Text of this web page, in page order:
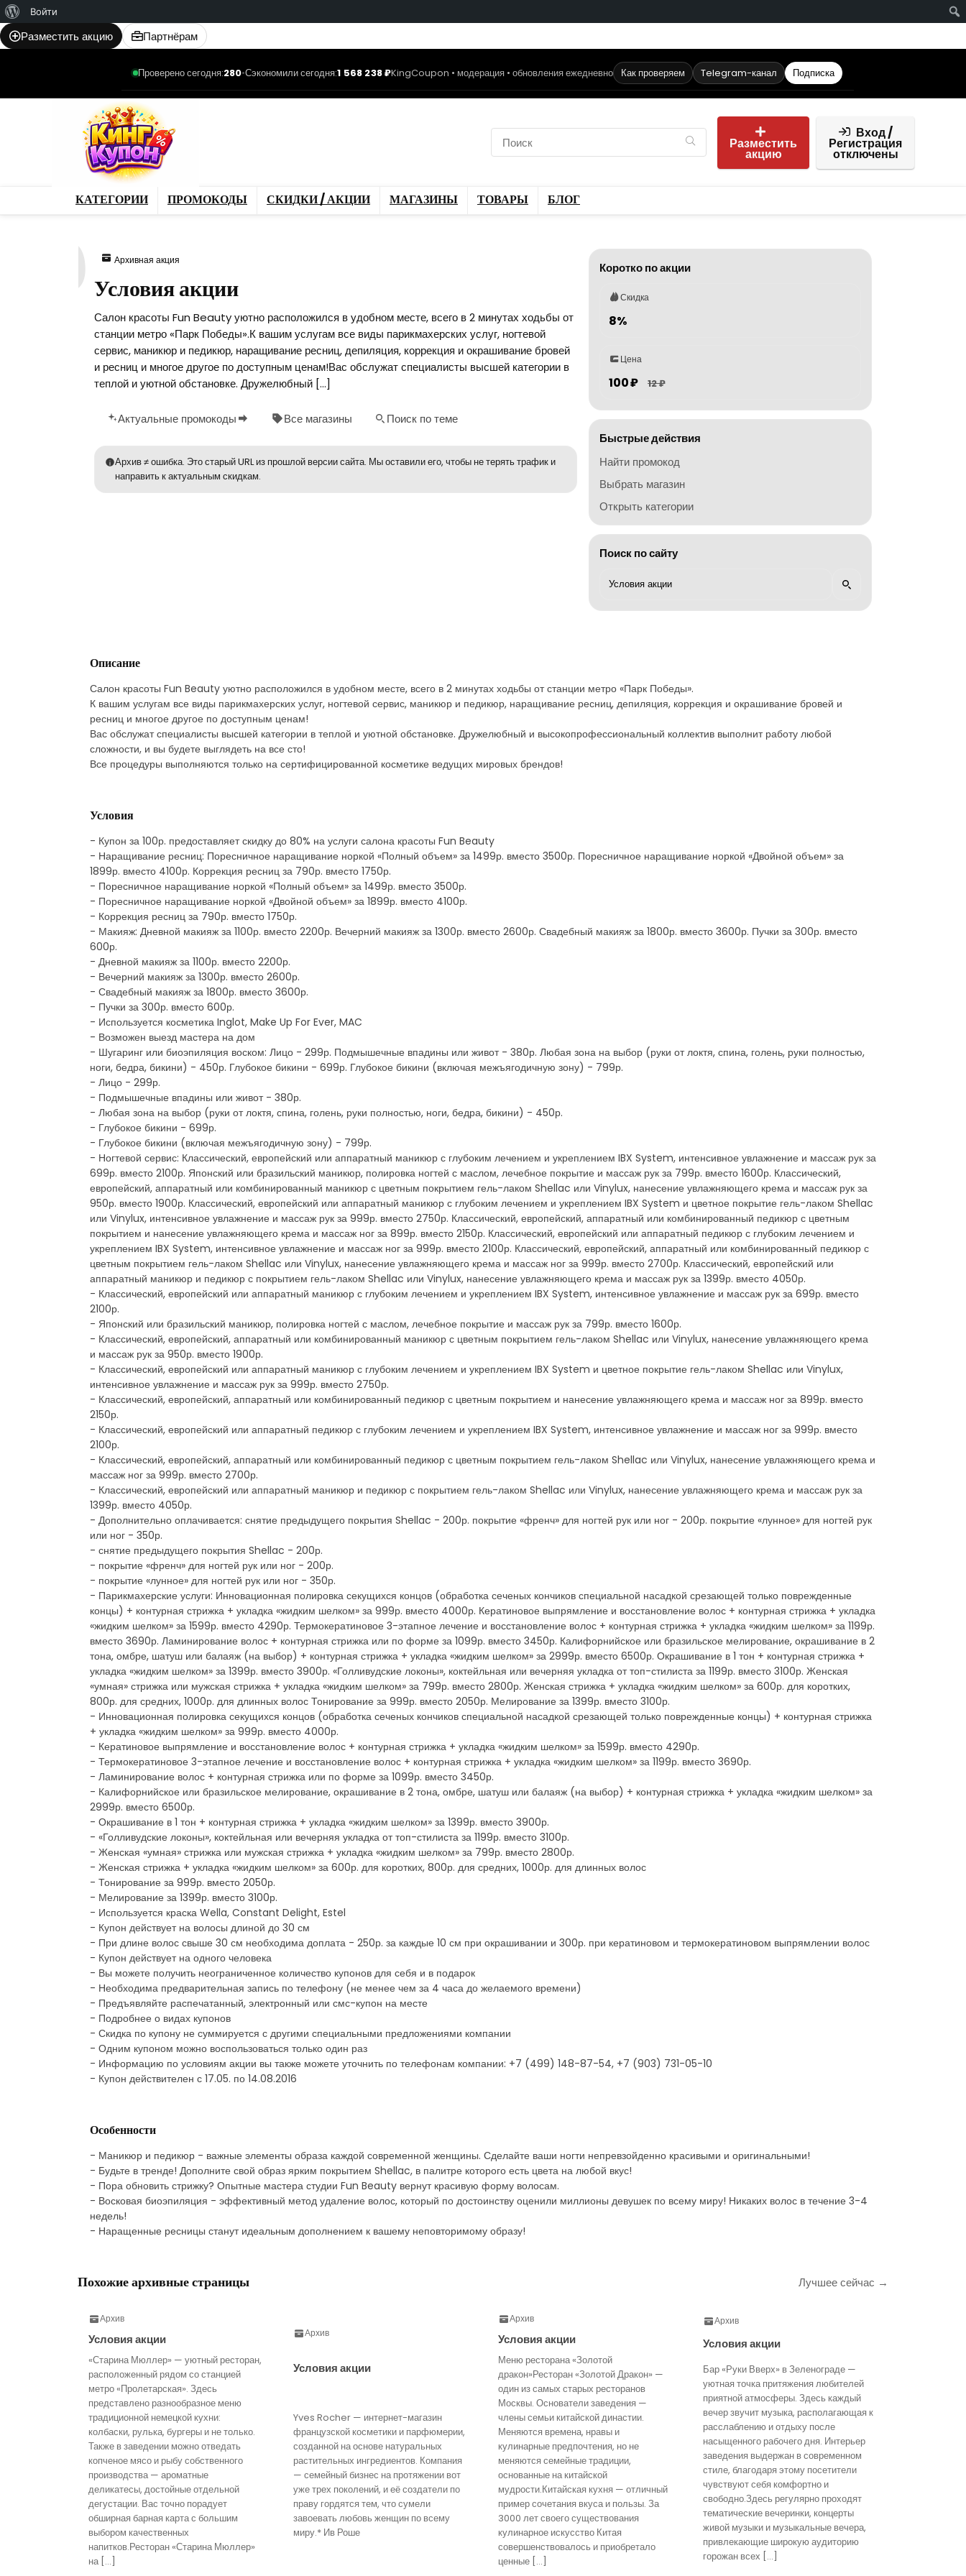
WordPress
Войти
Разместить акцию Партнёрам
Проверено сегодня:280•Сэкономили сегодня:1 568 238 ₽KingCoupon • модерация • обновления ежедневно Как проверяем Telegram-канал Подписка
Разместить
акцию
Вход /
Регистрация
отключены
КАТЕГОРИИ ПРОМОКОДЫ СКИДКИ / АКЦИИ МАГАЗИНЫ ТОВАРЫ БЛОГ
Архивная акция
Условия акции
Салон красоты Fun Beauty уютно расположился в удобном месте, всего в 2 минутах ходьбы от
станции метро «Парк Победы».К вашим услугам все виды парикмахерских услуг, ногтевой
сервис, маникюр и педикюр, наращивание ресниц, депиляция, коррекция и окрашивание бровей
и ресниц и многое другое по доступным ценам!Вас обслужат специалисты высшей категории в
теплой и уютной обстановке. Дружелюбный […]
Актуальные промокоды Все магазины Поиск по теме
Архив ≠ ошибка. Это старый URL из прошлой версии сайта. Мы оставили его, чтобы не терять трафик и
направить к актуальным скидкам.
Коротко по акции
Скидка
8%
Цена
100 ₽ 12 ₽
Быстрые действия
Найти промокод
Выбрать магазин
Открыть категории
Поиск по сайту
Описание
Салон красоты Fun Beauty уютно расположился в удобном месте, всего в 2 минутах ходьбы от станции метро «Парк Победы».
К вашим услугам все виды парикмахерских услуг, ногтевой сервис, маникюр и педикюр, наращивание ресниц, депиляция, коррекция и окрашивание бровей и
ресниц и многое другое по доступным ценам!
Вас обслужат специалисты высшей категории в теплой и уютной обстановке. Дружелюбный и высокопрофессиональный коллектив выполнит работу любой
сложности, и вы будете выглядеть на все сто!
Все процедуры выполняются только на сертифицированной косметике ведущих мировых брендов!
Условия
- Купон за 100р. предоставляет скидку до 80% на услуги салона красоты Fun Beauty
- Наращивание ресниц: Поресничное наращивание норкой «Полный объем» за 1499р. вместо 3500р. Поресничное наращивание норкой «Двойной объем» за
1899р. вместо 4100р. Коррекция ресниц за 790р. вместо 1750р.
- Поресничное наращивание норкой «Полный объем» за 1499р. вместо 3500р.
- Поресничное наращивание норкой «Двойной объем» за 1899р. вместо 4100р.
- Коррекция ресниц за 790р. вместо 1750р.
- Макияж: Дневной макияж за 1100р. вместо 2200р. Вечерний макияж за 1300р. вместо 2600р. Свадебный макияж за 1800р. вместо 3600р. Пучки за 300р. вместо
600р.
- Дневной макияж за 1100р. вместо 2200р.
- Вечерний макияж за 1300р. вместо 2600р.
- Свадебный макияж за 1800р. вместо 3600р.
- Пучки за 300р. вместо 600р.
- Используется косметика Inglot, Make Up For Ever, MAC
- Возможен выезд мастера на дом
- Шугаринг или биоэпиляция воском: Лицо - 299р. Подмышечные впадины или живот - 380р. Любая зона на выбор (руки от локтя, спина, голень, руки полностью,
ноги, бедра, бикини) - 450р. Глубокое бикини - 699р. Глубокое бикини (включая межъягодичную зону) - 799р.
- Лицо - 299р.
- Подмышечные впадины или живот - 380р.
- Любая зона на выбор (руки от локтя, спина, голень, руки полностью, ноги, бедра, бикини) - 450р.
- Глубокое бикини - 699р.
- Глубокое бикини (включая межъягодичную зону) - 799р.
- Ногтевой сервис: Классический, европейский или аппаратный маникюр с глубоким лечением и укреплением IBX System, интенсивное увлажнение и массаж рук за
699р. вместо 2100р. Японский или бразильский маникюр, полировка ногтей с маслом, лечебное покрытие и массаж рук за 799р. вместо 1600р. Классический,
европейский, аппаратный или комбинированный маникюр с цветным покрытием гель-лаком Shellac или Vinylux, нанесение увлажняющего крема и массаж рук за
950р. вместо 1900р. Классический, европейский или аппаратный маникюр с глубоким лечением и укреплением IBX System и цветное покрытие гель-лаком Shellac
или Vinylux, интенсивное увлажнение и массаж рук за 999р. вместо 2750р. Классический, европейский, аппаратный или комбинированный педикюр с цветным
покрытием и нанесение увлажняющего крема и массаж ног за 899р. вместо 2150р. Классический, европейский или аппаратный педикюр с глубоким лечением и
укреплением IBX System, интенсивное увлажнение и массаж ног за 999р. вместо 2100р. Классический, европейский, аппаратный или комбинированный педикюр с
цветным покрытием гель-лаком Shellac или Vinylux, нанесение увлажняющего крема и массаж ног за 999р. вместо 2700р. Классический, европейский или
аппаратный маникюр и педикюр с покрытием гель-лаком Shellac или Vinylux, нанесение увлажняющего крема и массаж рук за 1399р. вместо 4050р.
- Классический, европейский или аппаратный маникюр с глубоким лечением и укреплением IBX System, интенсивное увлажнение и массаж рук за 699р. вместо
2100р.
- Японский или бразильский маникюр, полировка ногтей с маслом, лечебное покрытие и массаж рук за 799р. вместо 1600р.
- Классический, европейский, аппаратный или комбинированный маникюр с цветным покрытием гель-лаком Shellac или Vinylux, нанесение увлажняющего крема
и массаж рук за 950р. вместо 1900р.
- Классический, европейский или аппаратный маникюр с глубоким лечением и укреплением IBX System и цветное покрытие гель-лаком Shellac или Vinylux,
интенсивное увлажнение и массаж рук за 999р. вместо 2750р.
- Классический, европейский, аппаратный или комбинированный педикюр с цветным покрытием и нанесение увлажняющего крема и массаж ног за 899р. вместо
2150р.
- Классический, европейский или аппаратный педикюр с глубоким лечением и укреплением IBX System, интенсивное увлажнение и массаж ног за 999р. вместо
2100р.
- Классический, европейский, аппаратный или комбинированный педикюр с цветным покрытием гель-лаком Shellac или Vinylux, нанесение увлажняющего крема и
массаж ног за 999р. вместо 2700р.
- Классический, европейский или аппаратный маникюр и педикюр с покрытием гель-лаком Shellac или Vinylux, нанесение увлажняющего крема и массаж рук за
1399р. вместо 4050р.
- Дополнительно оплачивается: снятие предыдущего покрытия Shellac - 200р. покрытие «френч» для ногтей рук или ног - 200р. покрытие «лунное» для ногтей рук
или ног - 350р.
- снятие предыдущего покрытия Shellac - 200р.
- покрытие «френч» для ногтей рук или ног - 200р.
- покрытие «лунное» для ногтей рук или ног - 350р.
- Парикмахерские услуги: Инновационная полировка секущихся концов (обработка сеченых кончиков специальной насадкой срезающей только поврежденные
концы) + контурная стрижка + укладка «жидким шелком» за 999р. вместо 4000р. Кератиновое выпрямление и восстановление волос + контурная стрижка + укладка
«жидким шелком» за 1599р. вместо 4290р. Термокератиновое 3-этапное лечение и восстановление волос + контурная стрижка + укладка «жидким шелком» за 1199р.
вместо 3690р. Ламинирование волос + контурная стрижка или по форме за 1099р. вместо 3450р. Калифорнийское или бразильское мелирование, окрашивание в 2
тона, омбре, шатуш или балаяж (на выбор) + контурная стрижка + укладка «жидким шелком» за 2999р. вместо 6500р. Окрашивание в 1 тон + контурная стрижка +
укладка «жидким шелком» за 1399р. вместо 3900р. «Голливудские локоны», коктейльная или вечерняя укладка от топ-стилиста за 1199р. вместо 3100р. Женская
«умная» стрижка или мужская стрижка + укладка «жидким шелком» за 799р. вместо 2800р. Женская стрижка + укладка «жидким шелком» за 600р. для коротких,
800р. для средних, 1000р. для длинных волос Тонирование за 999р. вместо 2050р. Мелирование за 1399р. вместо 3100р.
- Инновационная полировка секущихся концов (обработка сеченых кончиков специальной насадкой срезающей только поврежденные концы) + контурная стрижка
+ укладка «жидким шелком» за 999р. вместо 4000р.
- Кератиновое выпрямление и восстановление волос + контурная стрижка + укладка «жидким шелком» за 1599р. вместо 4290р.
- Термокератиновое 3-этапное лечение и восстановление волос + контурная стрижка + укладка «жидким шелком» за 1199р. вместо 3690р.
- Ламинирование волос + контурная стрижка или по форме за 1099р. вместо 3450р.
- Калифорнийское или бразильское мелирование, окрашивание в 2 тона, омбре, шатуш или балаяж (на выбор) + контурная стрижка + укладка «жидким шелком» за
2999р. вместо 6500р.
- Окрашивание в 1 тон + контурная стрижка + укладка «жидким шелком» за 1399р. вместо 3900р.
- «Голливудские локоны», коктейльная или вечерняя укладка от топ-стилиста за 1199р. вместо 3100р.
- Женская «умная» стрижка или мужская стрижка + укладка «жидким шелком» за 799р. вместо 2800р.
- Женская стрижка + укладка «жидким шелком» за 600р. для коротких, 800р. для средних, 1000р. для длинных волос
- Тонирование за 999р. вместо 2050р.
- Мелирование за 1399р. вместо 3100р.
- Используется краска Wella, Constant Delight, Estel
- Купон действует на волосы длиной до 30 см
- При длине волос свыше 30 см необходима доплата - 250р. за каждые 10 см при окрашивании и 300р. при кератиновом и термокератиновом выпрямлении волос
- Купон действует на одного человека
- Вы можете получить неограниченное количество купонов для себя и в подарок
- Необходима предварительная запись по телефону (не менее чем за 4 часа до желаемого времени)
- Предъявляйте распечатанный, электронный или смс-купон на месте
- Подробнее о видах купонов
- Скидка по купону не суммируется с другими специальными предложениями компании
- Одним купоном можно воспользоваться только один раз
- Информацию по условиям акции вы также можете уточнить по телефонам компании: +7 (499) 148-87-54, +7 (903) 731-05-10
- Купон действителен с 17.05. по 14.08.2016
Особенности
- Маникюр и педикюр - важные элементы образа каждой современной женщины. Сделайте ваши ногти непревзойденно красивыми и оригинальными!
- Будьте в тренде! Дополните свой образ ярким покрытием Shellac, в палитре которого есть цвета на любой вкус!
- Пора обновить стрижку? Опытные мастера студии Fun Beauty вернут красивую форму волосам.
- Восковая биоэпиляция - эффективный метод удаление волос, который по достоинству оценили миллионы девушек по всему миру! Никаких волос в течение 3-4
недель!
- Наращенные ресницы станут идеальным дополнением к вашему неповторимому образу!
Похожие архивные страницы Лучшее сейчас →
Архив
Условия акции
«Старина Мюллер» — уютный ресторан,
расположенный рядом со станцией
метро «Пролетарская». Здесь
представлено разнообразное меню
традиционной немецкой кухни:
колбаски, рулька, бургеры и не только.
Также в заведении можно отведать
копченое мясо и рыбу собственного
производства — ароматные
деликатесы, достойные отдельной
дегустации. Вас точно порадует
обширная барная карта с большим
выбором качественных
напитков.Ресторан «Старина Мюллер»
на […]
Архив
Условия акции
Yves Rocher — интернет-магазин
французской косметики и парфюмерии,
созданной на основе натуральных
растительных ингредиентов. Компания
— семейный бизнес на протяжении вот
уже трех поколений, и её создатели по
праву гордятся тем, что сумели
завоевать любовь женщин по всему
миру.* Ив Роше
Архив
Условия акции
Меню ресторана «Золотой
дракон»Ресторан «Золотой Дракон» —
один из самых старых ресторанов
Москвы. Основатели заведения —
члены семьи китайской династии.
Меняются времена, нравы и
кулинарные предпочтения, но не
меняются семейные традиции,
основанные на китайской
мудрости.Китайская кухня — отличный
пример сочетания вкуса и пользы. За
3000 лет своего существования
кулинарное искусство Китая
совершенствовалось и приобретало
ценные […]
Архив
Условия акции
Бар «Руки Вверх» в Зеленограде —
уютная точка притяжения любителей
приятной атмосферы. Здесь каждый
вечер звучит музыка, располагающая к
расслаблению и отдыху после
насыщенного рабочего дня. Интерьер
заведения выдержан в современном
стиле, благодаря этому посетители
чувствуют себя комфортно и
свободно.Здесь регулярно проходят
тематические вечеринки, концерты
живой музыки и музыкальные вечера,
привлекающие широкую аудиторию
горожан всех […]